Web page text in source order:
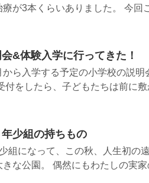
療が3本くらいありました。 今回
&体験入学に行ってきた！
ら入学する予定の小学校の説明
付をしたら、子どもたちは前に
少組の持ちもの
組になって、この秋、人生初の
な公園。 偶然にもわたしの実